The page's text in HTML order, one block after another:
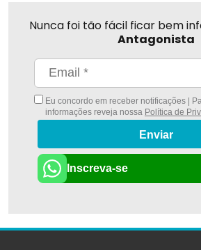
Nunca foi tão fácil ficar bem
Antagonista
Eu concordo em receber notificações |
informações reveja nossa Política de
Enviar
Inscreva-se